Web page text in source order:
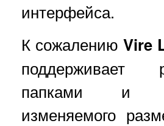
интерфейса.
К сожалению Vire
папками и
изменяемого